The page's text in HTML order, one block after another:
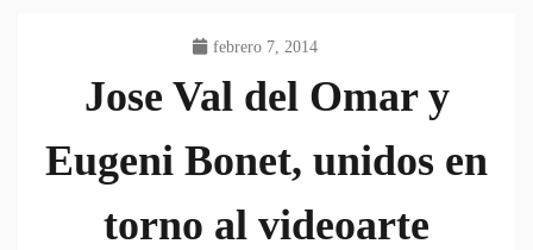
febrero 7, 2014
Jose Val del Omar y
Eugeni Bonet, unidos en
torno al videoarte